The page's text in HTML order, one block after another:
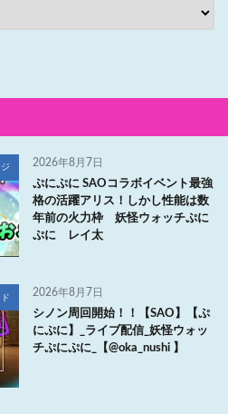
2026年8月7日
ぷにぷに SAOコラボイベント最強
格の活躍アリス！しかし性能は数
年前の火力枠 妖怪ウォッチぷに
ぷに レイ太
2026年8月7日
シノン周回開始！！【SAO】【ぷ
にぷに】_ライブ配信_妖怪ウォッ
チぷにぷに_【@oka_nushi 】